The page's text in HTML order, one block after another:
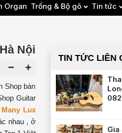
Organ Trống & Bộ gõ Tin tức
Nội
Shop bán
Guitar
Many Lux
nhau , ở
TIN TỨC LIÊN
Gia